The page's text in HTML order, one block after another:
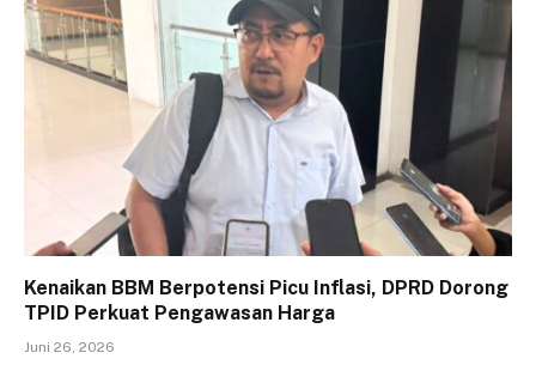
Kenaikan BBM Berpotensi Picu Inflasi, DPRD Dorong
TPID Perkuat Pengawasan Harga
Juni 26, 2026